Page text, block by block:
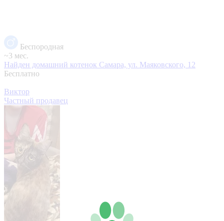
Беспородная
~3 мес.
Найден домашний котенок Самара, ул. Маяковского, 12
Бесплатно
Виктор
Частный продавец